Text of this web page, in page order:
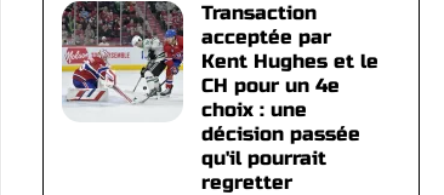
Transaction
acceptée par
Kent Hughes et le
CH pour un 4e
choix : une
décision passée
qu'il pourrait
regretter